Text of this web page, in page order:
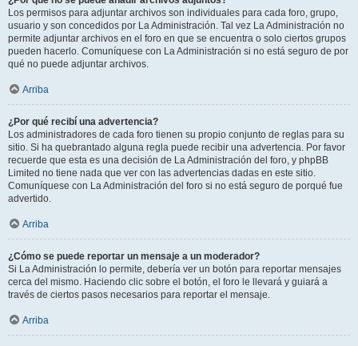
Los permisos para adjuntar archivos son individuales para cada foro, grupo,
usuario y son concedidos por La Administración. Tal vez La Administración no
permite adjuntar archivos en el foro en que se encuentra o solo ciertos grupos
pueden hacerlo. Comuníquese con La Administración si no está seguro de por
qué no puede adjuntar archivos.
Arriba
¿Por qué recibí una advertencia?
Los administradores de cada foro tienen su propio conjunto de reglas para su
sitio. Si ha quebrantado alguna regla puede recibir una advertencia. Por favor
recuerde que esta es una decisión de La Administración del foro, y phpBB
Limited no tiene nada que ver con las advertencias dadas en este sitio.
Comuníquese con La Administración del foro si no está seguro de porqué fue
advertido.
Arriba
¿Cómo se puede reportar un mensaje a un moderador?
Si La Administración lo permite, debería ver un botón para reportar mensajes
cerca del mismo. Haciendo clic sobre el botón, el foro le llevará y guiará a
través de ciertos pasos necesarios para reportar el mensaje.
Arriba